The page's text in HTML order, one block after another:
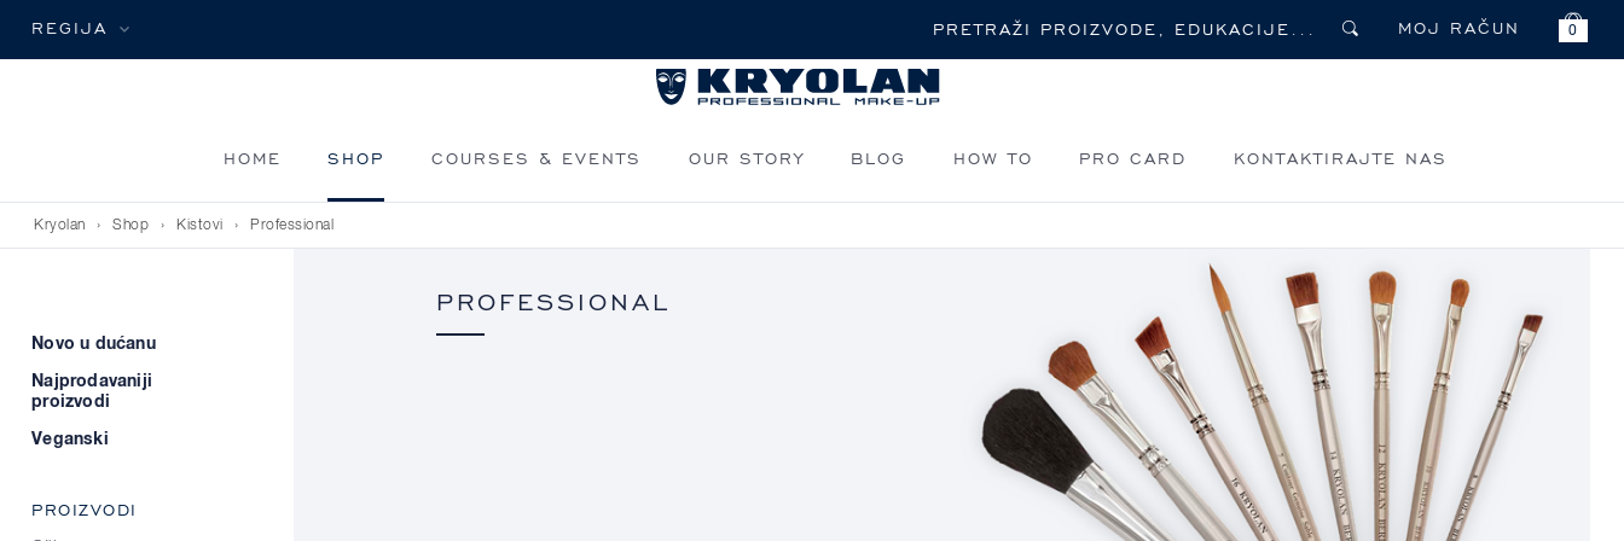
REGIJA MOJ RAČUN 0
HOME SHOP COURSES & EVENTS OUR STORY BLOG HOW TO PRO CARD KONTAKTIRAJTE NAS
Kryolan › Shop › Kistovi › Professional
Novo u dućanu
Najprodavaniji
proizvodi
Veganski
PROIZVODI
PROFESSIONAL